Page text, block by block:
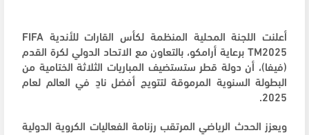
أعلنت اللجنة المحلية المنظمة لكأس القارات للأندية FIFA
2025
TM برعاية أرامكو، بالتعاون مع الاتحاد الدولي لكرة القدم
(فيفا)، أن دولة قطر ستستضيف المباريات الثلاثة الختامية من
البطولة السنوية المرموقة لتتويج أفضل نادٍ في العالم لعام
2025.
ويعزز الحدث الرياضي المرتقب رزنامة الفعاليات الكروية الدولية